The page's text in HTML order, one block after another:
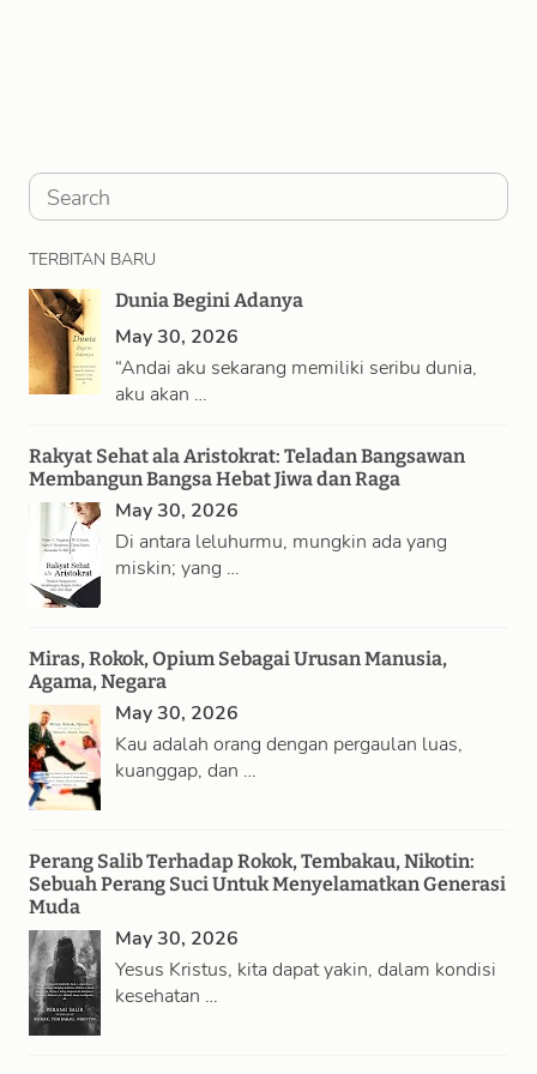
S
a
r
c
h
TERBITAN BARU
Dunia Begini Adanya
May 30, 2026
“Andai aku sekarang memiliki seribu dunia,
aku akan …
Rakyat Sehat ala Aristokrat: Teladan Bangsawan
Membangun Bangsa Hebat Jiwa dan Raga
May 30, 2026
Di antara leluhurmu, mungkin ada yang
miskin; yang …
Miras, Rokok, Opium Sebagai Urusan Manusia,
Agama, Negara
May 30, 2026
Kau adalah orang dengan pergaulan luas,
kuanggap, dan …
Perang Salib Terhadap Rokok, Tembakau, Nikotin:
Sebuah Perang Suci Untuk Menyelamatkan Generasi
Muda
May 30, 2026
Yesus Kristus, kita dapat yakin, dalam kondisi
kesehatan …